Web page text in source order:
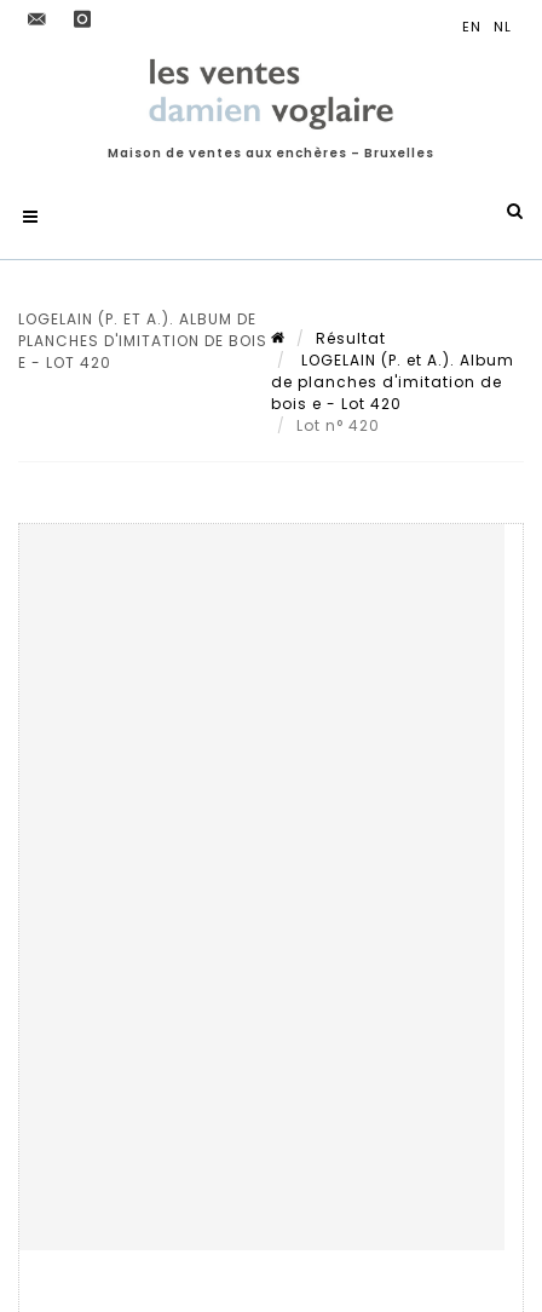
Maison de ventes aux enchères – Bruxelles
LOGELAIN (P. ET A.). ALBUM DE
PLANCHES D'IMITATION DE BOIS
E - LOT 420
Résultat
LOGELAIN (P. et A.). Album
de planches d'imitation de
bois e - Lot 420
Lot n° 420